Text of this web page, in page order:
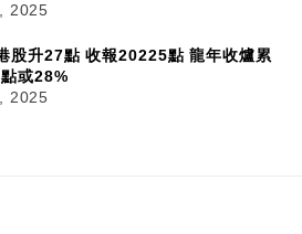
2025
股升27點 收報20225點 龍年收爐累
或28%
2025